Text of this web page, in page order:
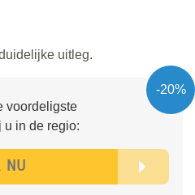
uitleg.
-20%
voordeligste
u in de regio: